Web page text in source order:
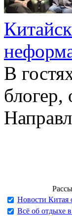
В
блогер,
Новости Китая
Всё об отдыхе